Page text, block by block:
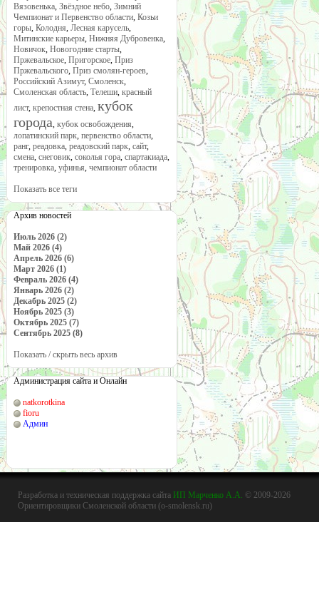
Вязовенька, Звёздное небо, Зимний
Чемпионат и Первенство области, Козьи
горы, Колодня, Лесная карусель,
Митинские карьеры, Нижняя Дубровенка,
Новичок, Новогодние старты,
Пржевальское, Пригорское, Приз
Пржевальского, Приз смолян-героев,
Российский Азимут, Смоленск,
Смоленская область, Телеши, красный
лист, крепостная стена, кубок
города, кубок освобождения,
лопатинский парк, первенство области,
ранг, реадовка, реадовский парк, сайт,
смена, снеговик, соколья гора, спартакиада,
тренировка, уфинья, чемпионат области
Показать все теги
Архив новостей
Июль 2026 (2)
Май 2026 (4)
Апрель 2026 (6)
Март 2026 (1)
Февраль 2026 (4)
Январь 2026 (2)
Декабрь 2025 (2)
Ноябрь 2025 (3)
Октябрь 2025 (7)
Сентябрь 2025 (8)
Показать / скрыть весь архив
Администрация сайта и Онлайн
natkorotkina
fioru
Админ
Разработка и техническая поддержка сайта ИП Марченко А.А. © 2009-2026
Ориентировщики Смоленской области (o-smolensk.ru)